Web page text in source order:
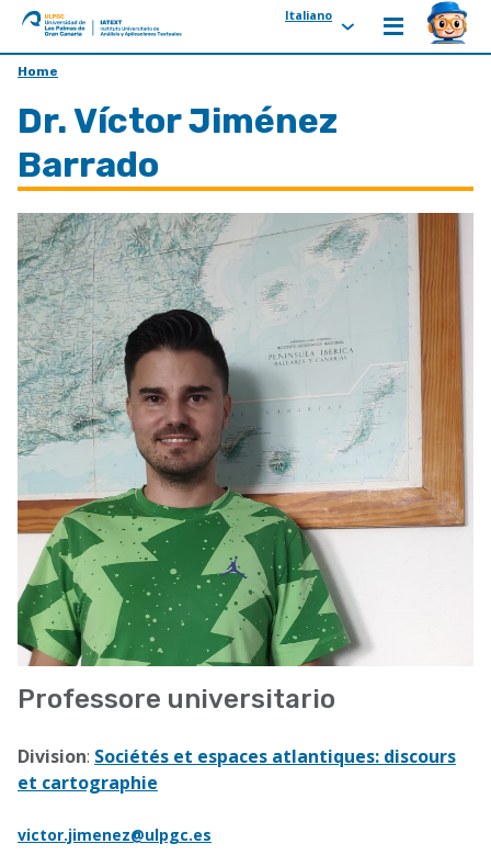
ULPGC
Ir
inicio
de
IATEXT
Italiano
Home
Dr. Víctor Jiménez
Barrado
Professore universitario
Division: Sociétés et espaces atlantiques: discours
et cartographie
victor.jimenez@ulpgc.es